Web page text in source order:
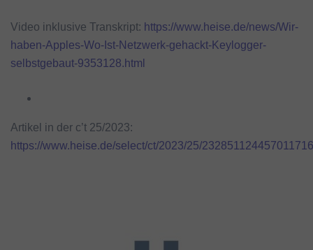
Video inklusive Transkript: https://www.heise.de/news/Wir-
haben-Apples-Wo-Ist-Netzwerk-gehackt-Keylogger-
selbstgebaut-9353128.html
Artikel in der c’t 25/2023:
https://www.heise.de/select/ct/2023/25/